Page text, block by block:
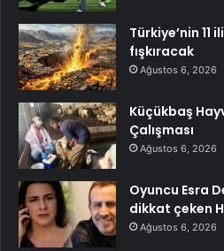
Türkiye’nin 11
fışkıracak
Ağustos 6, 2026
Küçükbaş
Çalışması
Ağustos 6, 2026
Oyuncu Esra
dikkat çeken
Ağustos 6, 2026